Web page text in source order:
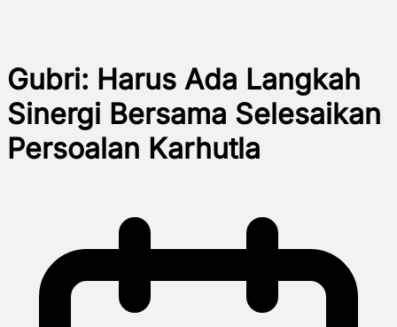
Gubri: Harus Ada Langkah
Sinergi Bersama Selesaikan
Persoalan Karhutla